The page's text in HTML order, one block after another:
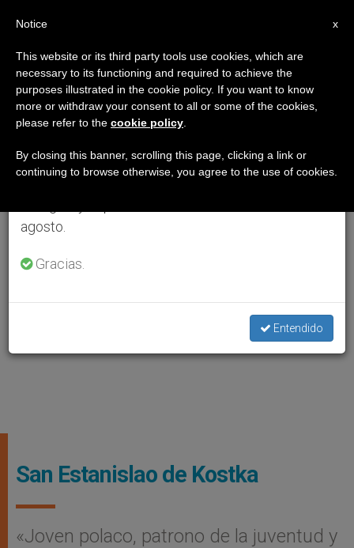
San Estanislao de Kostka
«Joven polaco, patrono de la juventud y
×
Aviso importante
Del 27 de julio al 7 de agosto haremos la pausa
anual, aprovechando que en el periodo de verano
se generan menos informaciones y también el
agosto.
Gracias.
Entendido
x
Notice
This website or its third party tools use cookies, which are
necessary to its functioning and required to achieve the
purposes illustrated in the cookie policy. If you want to know
more or withdraw your consent to all or some of the cookies,
please refer to the cookie policy
By closing this banner, scrolling this page, clicking a link or
continuing to browse otherwise, you agree to the use of cookies.